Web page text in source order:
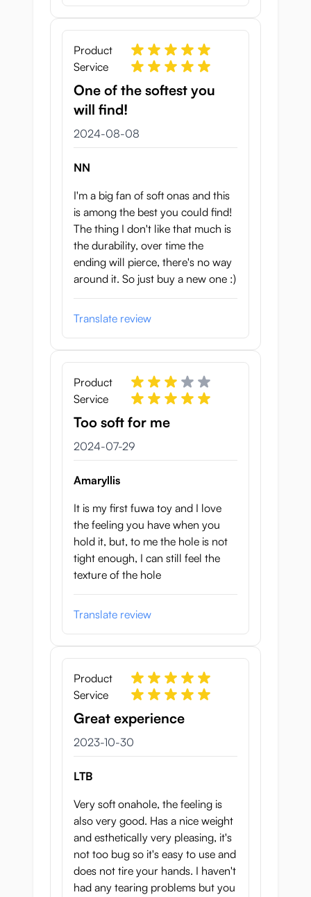
Product
Service
One of the softest you
will find!
8 augusti 2024
2024-08-08
NN
I'm a big fan of soft onas and this
is among the best you could find!
The thing I don't like that much is
the durability, over time the
ending will pierce, there's no way
around it. So just buy a new one :)
Translate review
Product
Service
Too soft for me
29 juli 2024
2024-07-29
Amaryllis
It is my first fuwa toy and I love
the feeling you have when you
hold it, but, to me the hole is not
tight enough, I can still feel the
texture of the hole
Translate review
Product
Service
Great experience
30 oktober 2023
2023-10-30
LTB
Very soft onahole, the feeling is
also very good. Has a nice weight
and esthetically very pleasing, it's
not too bug so it's easy to use and
does not tire your hands. I haven't
had any tearing problems but you